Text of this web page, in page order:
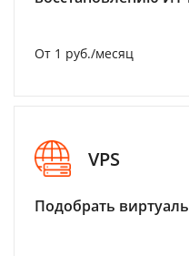
От 1 руб./месяц
VPS
Подобрать